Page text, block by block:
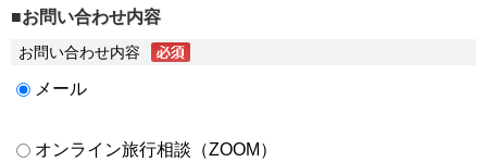
■お問い合わせ内容
お問い合わせ内容
メール
オンライン旅行相談（ZOOM）